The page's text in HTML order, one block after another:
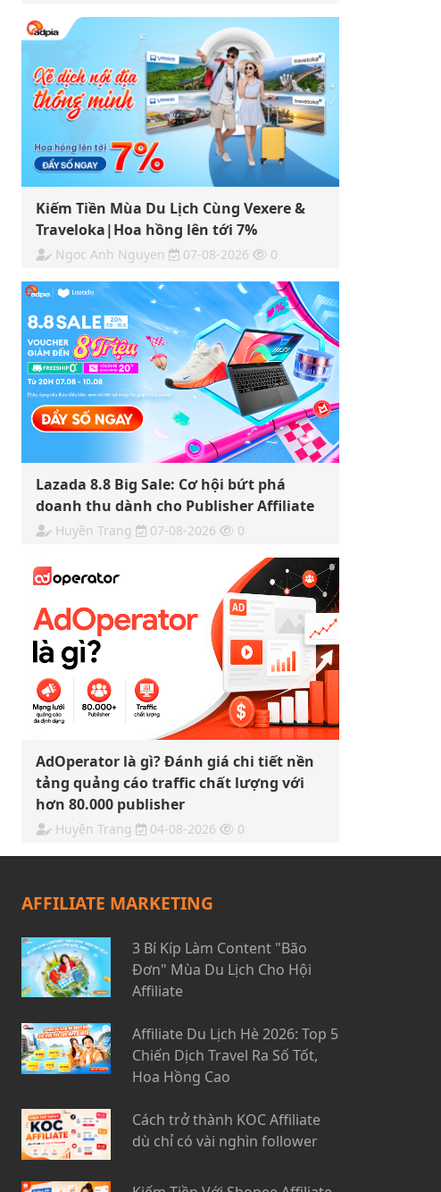
Kiếm Tiền Mùa Du Lịch Cùng Vexere &
Traveloka|Hoa hồng lên tới 7%
Ngoc Anh Nguyen 07-08-2026 0
Lazada 8.8 Big Sale: Cơ hội bứt phá
doanh thu dành cho Publisher Affiliate
Huyền Trang 07-08-2026 0
AdOperator là gì? Đánh giá chi tiết nền
tảng quảng cáo traffic chất lượng với
hơn 80.000 publisher
Huyền Trang 04-08-2026 0
AFFILIATE MARKETING
3 Bí Kíp Làm Content "Bão
Đơn" Mùa Du Lịch Cho Hội
Affiliate
Affiliate Du Lịch Hè 2026: Top 5
Chiến Dịch Travel Ra Số Tốt,
Hoa Hồng Cao
Cách trở thành KOC Affiliate
dù chỉ có vài nghìn follower